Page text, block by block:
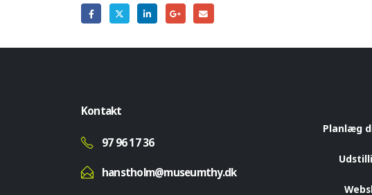
Kontakt
97 96 17 36
hanstholm@museumthy.dk
Planlæg